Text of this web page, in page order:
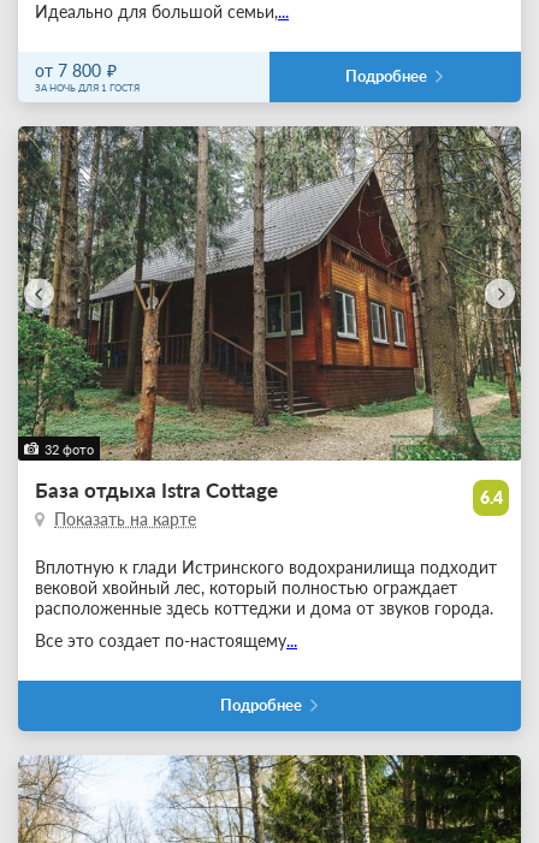
Идеально для большой семьи,...
от 7 800
ЗА НОЧЬ ДЛЯ 1 ГОСТЯ
Подробнее
32 фото
6.4
База отдыха Istra Cottage
Показать на карте
Вплотную к глади Истринского водохранилища подходит
вековой хвойный лес, который полностью ограждает
расположенные здесь коттеджи и дома от звуков города.
Все это создает по-настоящему...
Подробнее